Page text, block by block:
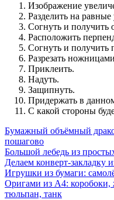
Изображение
Разделить на равные
Согнуть и получить
Расположить
Согнуть и получить
Разрезать
Приклеить.
Надуть.
Защипнуть.
Придержать в
С какой стороны
Бумажный объёмный
пошагово
Большой лебедь из
Делаем конверт-закладку
Игрушки из бумаги:
Оригами из А4: коробоки,
тюльпан, танк